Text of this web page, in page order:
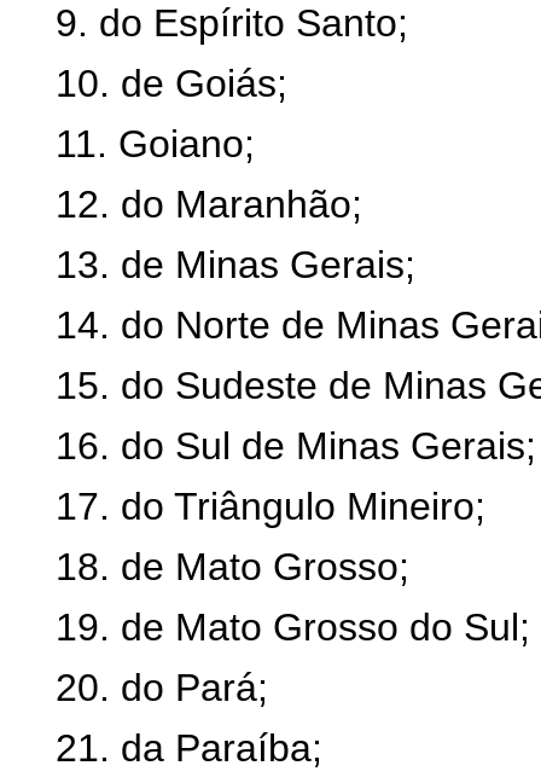
9. do Espírito Santo;
10. de Goiás;
11. Goiano;
12. do Maranhão;
13. de Minas Gerais;
14. do Norte de Minas
15. do Sudeste de Minas
16. do Sul de Minas Gerais;
17. do Triângulo Mineiro;
18. de Mato Grosso;
19. de Mato Grosso do Sul;
20. do Pará;
21. da Paraíba;